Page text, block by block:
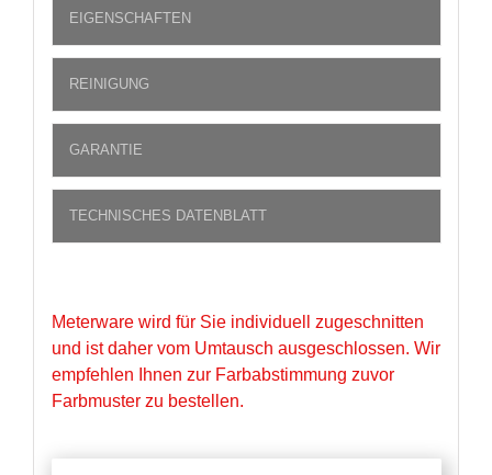
EIGENSCHAFTEN
REINIGUNG
GARANTIE
TECHNISCHES DATENBLATT
Meterware wird für Sie individuell zugeschnitten
und ist daher vom Umtausch ausgeschlossen. Wir
empfehlen Ihnen zur Farbabstimmung zuvor
Farbmuster zu bestellen.